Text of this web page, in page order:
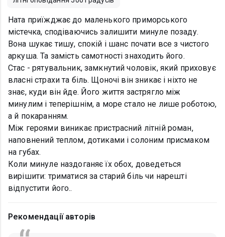
Ната приїжджає до маленького приморського
містечка, сподіваючись залишити минуле позаду.
Вона шукає тишу, спокій і шанс почати все з чистого
аркуша. Та замість самотності знаходить його.
Стас - рятувальник, замкнутий чоловік, який приховує
власні страхи та біль. Щоночі він зникає і ніхто не
знає, куди він йде. Його життя застрягло між
минулим і теперішнім, а море стало не лише роботою,
а й покаранням.
Між героями виникає пристрасний літній роман,
наповнений теплом, дотиками і солоним присмаком
на губах.
Коли минуле наздоганяє їх обох, доведеться
вирішити: триматися за старий біль чи нарешті
відпустити його..
Рекомендації авторів